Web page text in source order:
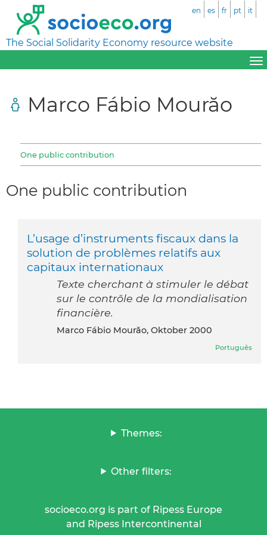
The Social Solidarity Economy resource website
en es fr pt it
Marco Fábio Mourăo
One public contribution
One public contribution
L’usage d’instruments fiscaux dans la
solution de problèmes relatifs aux
capitaux internationaux
Texte cherchant à stimuler le débat
sur le contrôle de la mondialisation
financière.
Marco Fábio Mourăo, Oktober 2000
Português
Themes:
Other filters:
socioeco.org is part of Ripess Europe
and Ripess Intercontinental